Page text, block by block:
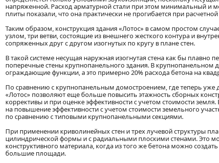
напряженной. Расход арматурной стали при этом минимальный и
плиты показали, что она практически не прогибается при
Таким образом, конструкция здания «Лотос» в самом простом
узлом, три ветви, состоящие из внешнего жесткого контура и
сопряженных друг с другом изогнутых по кругу в плане стен.
В такой системе несущая наружная изогнутая стена как бы
поперечные стены крупнопанельного здания. В
ограждающие функции, а это примерно 20% расхода бетона на
По сравнению с крупнопанельным домостроением, где теперь уже
«Лотос» позволяют еще больше повысить этажность сборных
коррективы и при оценке эффективности с учетом стоимости
на повышение эффективности с учетом стоимости земельного
по сравнению с типовыми крупнопанельными секциями.
При применении криволинейных стен и трех лучевой структуры
цилиндрической формы и с радиальными плоскими стенами. Это
конструктивного материала, когда из того же бетона можно
большие площади.